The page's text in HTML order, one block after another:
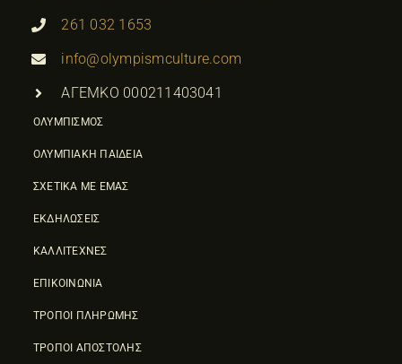
261 032 1653
info@olympismculture.com
ΑΓΕΜΚΟ 000211403041
ΟΛΥΜΠΙΣΜΟΣ
ΟΛΥΜΠΙΑΚΗ ΠΑΙΔΕΙΑ
ΣΧΕΤΙΚΑ ΜΕ ΕΜΑΣ
ΕΚΔΗΛΩΣΕΙΣ
ΚΑΛΛΙΤΕΧΝΕΣ
ΕΠΙΚΟΙΝΩΝΙΑ
ΤΡΟΠΟΙ ΠΛΗΡΩΜΗΣ
ΤΡΟΠΟΙ ΑΠΟΣΤΟΛΗΣ